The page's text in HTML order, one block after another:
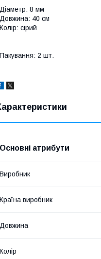
Діаметр: 8 мм
Довжина: 40 см
Колір: сірий
Пакування: 2 шт.
Основні атрибути
Виробник
Країна виробник
Довжина
Колір